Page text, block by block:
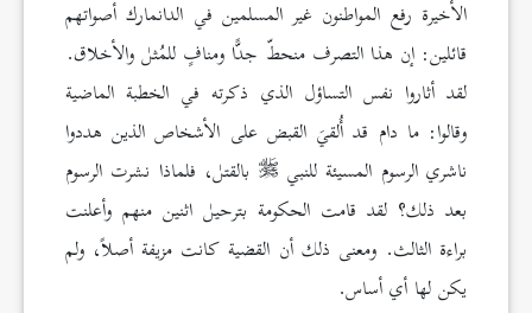
الأخيرة رفع المواطنون غير المسلمين في الدانمارك أصواتهم
قائلين: إن هذا التصرف منحطّ جدًّا ومنافٍ للمُثل والأخلاق.
لقد أثاروا نفس التساؤل الذي ذكرته في الخطبة الماضية
وقالوا: ما دام قد أُلقيَ القبض على الأشخاص الذين هددوا
ناشري الرسوم المسيئة للنبي
بالقتل، فلماذا نشرت الرسوم
بعد ذلك؟ لقد قامت الحكومة بترحيل اثنين منهم وأعلنت
براءة الثالث. ومعنى ذلك أن القضية كانت مزيفة أصلاً، ولم
يكن لها أي أساس.